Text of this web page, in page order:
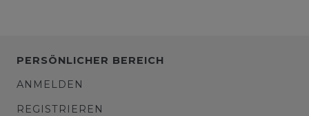
PERSÖNLICHER BEREICH
ANMELDEN
REGISTRIEREN